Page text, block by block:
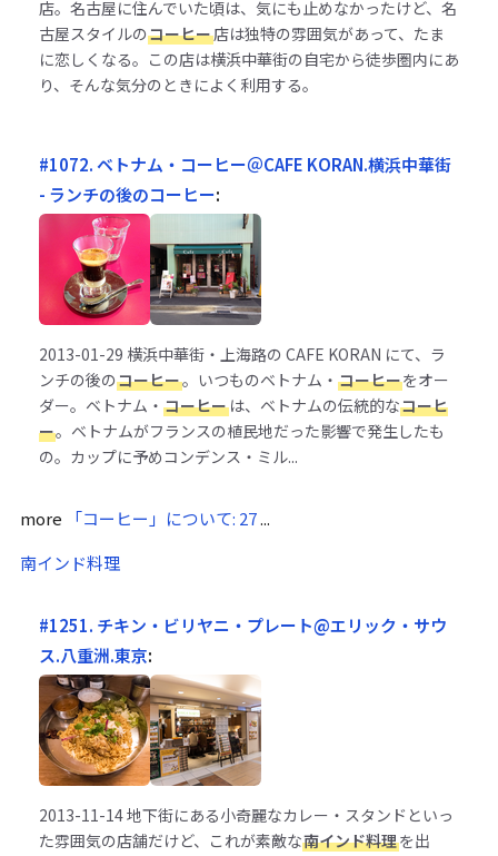
店。名古屋に住んでいた頃は、気にも止めなかったけど、名
古屋スタイルのコーヒー店は独特の雰囲気があって、たま
に恋しくなる。この店は横浜中華街の自宅から徒歩圏内にあ
り、そんな気分のときによく利用する。
#1072. ベトナム・コーヒー＠CAFE KORAN.横浜中華街
- ランチの後のコーヒー:
2013-01-29 横浜中華街・上海路の CAFE KORAN にて、ラ
ンチの後のコーヒー。いつものベトナム・ コーヒーをオー
ダー。ベトナム・ コーヒーは、ベトナムの伝統的なコーヒ
ー。ベトナムがフランスの植民地だった影響で発生したも
の。カップに予めコンデンス・ミル...
more 「コーヒー」について: 27...
南インド料理
#1251. チキン・ビリヤニ・プレート@エリック・サウ
ス.八重洲.東京:
2013-11-14地下街にある小奇麗なカレー・スタンドといっ
た雰囲気の店舗だけど、これが素敵な南インド料理を出